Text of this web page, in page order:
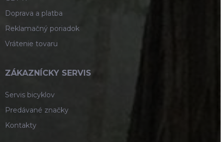
Doprava a platba
Reklamačný poriadok
Vrátenie tovaru
ZÁKAZNÍCKY SERVIS
Servis bicyklov
Predávané značky
Kontakty